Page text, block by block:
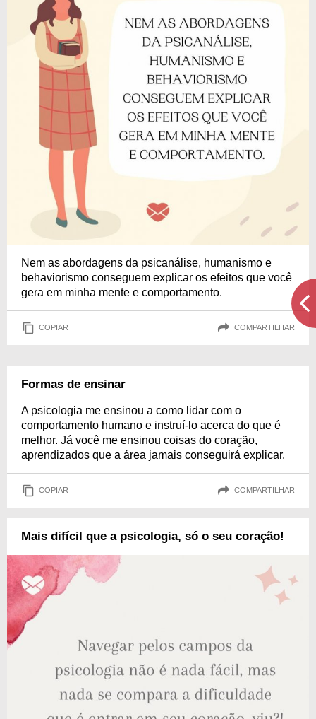
Nem as abordagens da psicanálise, humanismo e
behaviorismo conseguem explicar os efeitos que você
gera em minha mente e comportamento.
COPIAR COMPARTILHAR
Formas de ensinar
A psicologia me ensinou a como lidar com o
comportamento humano e instruí-lo acerca do que é
melhor. Já você me ensinou coisas do coração,
aprendizados que a área jamais conseguirá explicar.
COPIAR COMPARTILHAR
Mais difícil que a psicologia, só o seu coração!